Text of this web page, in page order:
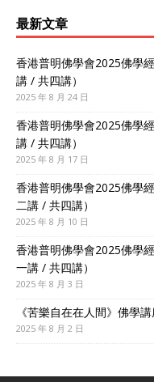
最新文章
香港普明佛學會2025佛學
講 / 共四講）
2025 年 8 月 24 日
香港普明佛學會2025佛學
講 / 共四講）
2025 年 8 月 17 日
香港普明佛學會2025佛學
二講 / 共四講）
2025 年 8 月 10 日
香港普明佛學會2025佛學
一講 / 共四講）
2025 年 8 月 3 日
《苦樂自在在人間》佛學講
2025 年 8 月 2 日